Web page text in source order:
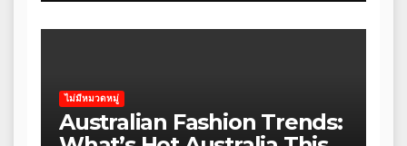
ไม่มีหมวดหมู่
Australian Fashion Trends: